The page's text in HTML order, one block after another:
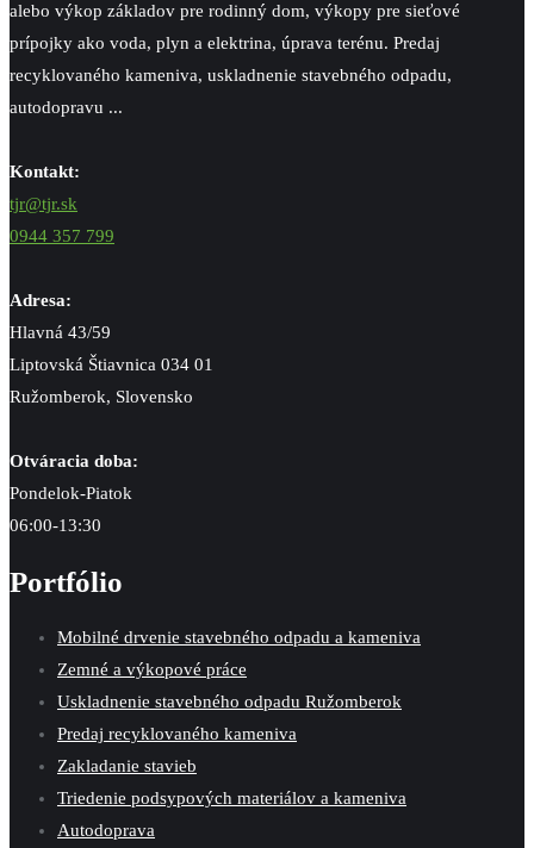
alebo výkop základov pre rodinný dom, výkopy pre sieťové
prípojky ako voda, plyn a elektrina, úprava terénu. Predaj
recyklovaného kameniva, uskladnenie stavebného odpadu,
autodopravu ...
Kontakt:
tjr@tjr.sk
0944 357 799
Adresa:
Hlavná 43/59
Liptovská Štiavnica 034 01
Ružomberok, Slovensko
Otváracia doba:
Pondelok-Piatok
06:00-13:30
Portfólio
Mobilné drvenie stavebného odpadu a kameniva
Zemné a výkopové práce
Uskladnenie stavebného odpadu Ružomberok
Predaj recyklovaného kameniva
Zakladanie stavieb
Triedenie podsypových materiálov a kameniva
Autodoprava